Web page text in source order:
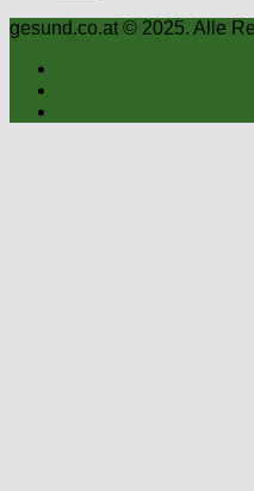
gesund.co.at © 2025. Alle